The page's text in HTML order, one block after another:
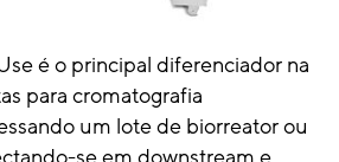
é o principal diferenciador na
para cromatografia
um lote de biorreator ou